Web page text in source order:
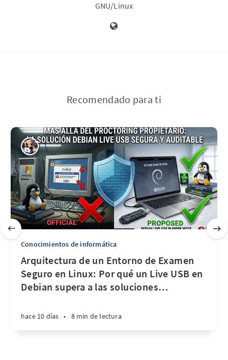
GNU/Linux
Recomendado para ti
Conocimientos de informática
Arquitectura de un Entorno de Examen
Seguro en Linux: Por qué un Live USB en
Debian supera a las soluciones…
hace 10 días • 8 min de lectura